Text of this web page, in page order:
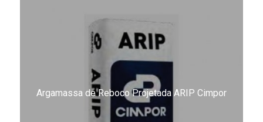
Argamassa de Reboco Projetada ARIP Cimpor